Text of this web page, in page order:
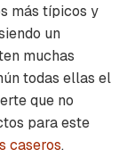
más típicos y
un
muchas
todas ellas el
que no
para este
caseros.